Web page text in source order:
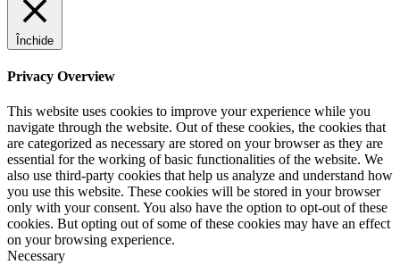
Închide
Privacy Overview
This website uses cookies to improve your experience while you
navigate through the website. Out of these cookies, the cookies that
are categorized as necessary are stored on your browser as they are
essential for the working of basic functionalities of the website. We
also use third-party cookies that help us analyze and understand how
you use this website. These cookies will be stored in your browser
only with your consent. You also have the option to opt-out of these
cookies. But opting out of some of these cookies may have an effect
on your browsing experience.
Necessary